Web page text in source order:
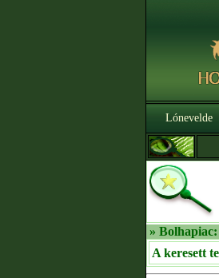
Lónevelde
» Bolhapiac:
A keresett